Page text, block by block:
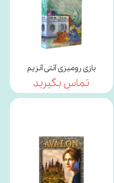
بازی رومیزی آنتی آنزیم
تماس بگیرید